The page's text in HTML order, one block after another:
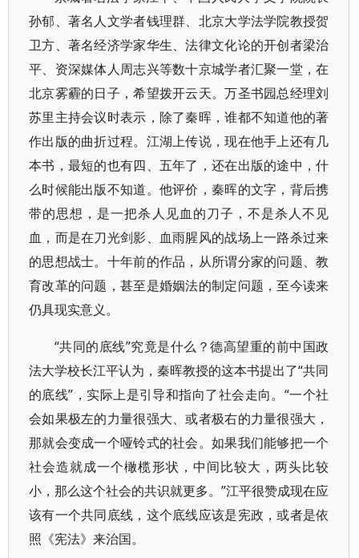
孙郁、著名人文学者钱理群、北京大学法学院教授贺
卫方、著名经济学家华生、法律文化论的开创者梁治
平、资深媒体人周志兴等数十京城学者汇聚一堂，在
北京雾霾的日子，希望拨开云天。万圣书园总经理刘
苏里主持会议时表示，除了秦晖，谁都不知道他的著
作出版的曲折过程。江湖上传说，现在他手上还有几
本书，最短的也有四、五年了，还在出版的途中，什
么时候能出版不知道。他评价，秦晖的文字，背后携
带的思想，是一把杀人见血的刀子，不是杀人不见
血，而是在刀光剑影、血雨腥风的战场上一路杀过来
的思想战士。十年前的作品，从所谓分家的问题、教
育改革的问题，甚至是婚姻法的制定问题，至今读来
仍具现实意义。
“共同的底线”究竟是什么？德高望重的前中国政
法大学校长江平认为，秦晖教授的这本书提出了“共同
的底线”，实际上是引导和指向了社会走向。“一个社
会如果极左的力量很强大、或者极右的力量很强大，
那就会变成一个哑铃式的社会。如果我们能够把一个
社会造就成一个橄榄形状，中间比较大，两头比较
小，那么这个社会的共识就更多。”江平很赞成现在应
该有一个共同底线，这个底线应该是宪政，或者是依
照《宪法》来治国。